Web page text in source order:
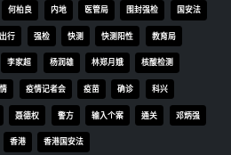
何柏良 内地 医管局 围封强检 国安法
行 强检 快测 快测阳性 教育局
李家超 杨润雄 林郑月娥 核酸检测
疫情记者会 疫苗 确诊 科兴
聂德权 警方 输入个案 通关 邓炳强
香港 香港国安法